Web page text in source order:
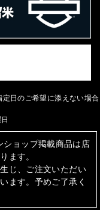
日のご希望に添えない場合
ショップ掲載商品は店
ます。
じ、ご注文いただい
ます。予めご了承く